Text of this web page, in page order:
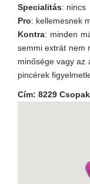
Specialitás: nincs
Pro: kellemesnek
Kontra: minden
semmi extrát nem
minősége vagy az
pincérek
Cím: 8229